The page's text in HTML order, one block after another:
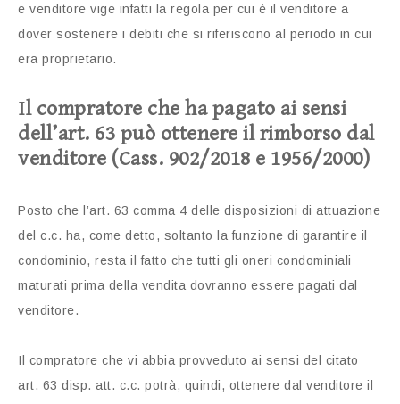
e venditore vige infatti la regola per cui è il venditore a
dover sostenere i debiti che si riferiscono al periodo in cui
era proprietario.
Il compratore che ha pagato ai sensi
dell’art. 63 può ottenere il rimborso dal
venditore (Cass. 902/2018 e 1956/2000)
Posto che l’art. 63 comma 4 delle disposizioni di attuazione
del c.c. ha, come detto, soltanto la funzione di garantire il
condominio, resta il fatto che tutti gli oneri condominiali
maturati prima della vendita dovranno essere pagati dal
venditore.
Il compratore che vi abbia provveduto ai sensi del citato
art. 63 disp. att. c.c. potrà, quindi, ottenere dal venditore il